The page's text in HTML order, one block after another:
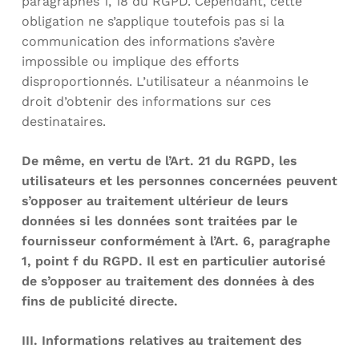
obligation ne s’applique toutefois pas si la
communication des informations s’avère
impossible ou implique des efforts
disproportionnés. L’utilisateur a néanmoins le
droit d’obtenir des informations sur ces
destinataires.
De même, en vertu de l’Art. 21 du RGPD, les
utilisateurs et les personnes concernées peuvent
s’opposer au traitement ultérieur de leurs
données si les données sont traitées par le
fournisseur conformément à l’Art. 6, paragraphe
1, point f du RGPD. Il est en particulier autorisé
de s’opposer au traitement des données à des
fins de publicité directe.
III. Informations relatives au traitement des